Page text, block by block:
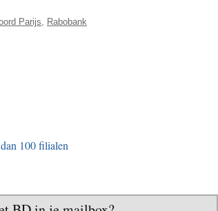
Parijs Rabobank
100 filialen